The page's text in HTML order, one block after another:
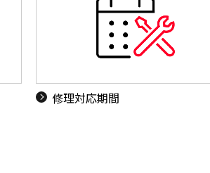
修理対応期間